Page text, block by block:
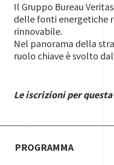
Il Gruppo Bureau
delle fonti energetiche
rinnovabile.
Nel panorama della
ruolo chiave è svolto
Le iscrizioni per
PROGRAMMA